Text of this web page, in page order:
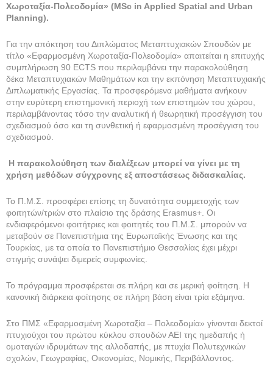
Χωροταξία-Πολεοδομία» (MSc in Applied Spatial and Urban
Planning).
Για την απόκτηση του Διπλώματος Μεταπτυχιακών Σπουδών με
τίτλο «Εφαρμοσμένη Χωροταξία-Πολεοδομία» απαιτείται η επιτυχής
συμπλήρωση 90 ECTS που περιλαμβάνει την παρακολούθηση
δέκα Μεταπτυχιακών Μαθημάτων και την εκπόνηση Μεταπτυχιακής
Διπλωματικής Εργασίας. Τα προσφερόμενα μαθήματα ανήκουν
στην ευρύτερη επιστημονική περιοχή των επιστημών του χώρου,
περιλαμβάνοντας τόσο την αναλυτική ή θεωρητική προσέγγιση του
σχεδιασμού όσο και τη συνθετική ή εφαρμοσμένη προσέγγιση του
σχεδιασμού.
Η παρακολούθηση των διαλέξεων μπορεί να γίνει με τη
χρήση μεθόδων σύγχρονης εξ αποστάσεως διδασκαλίας.
Το Π.Μ.Σ. προσφέρει επίσης τη δυνατότητα συμμετοχής των
φοιτητών/τριών στο πλαίσιο της δράσης Erasmus+. Οι
ενδιαφερόμενοι φοιτήτριες και φοιτητές του Π.Μ.Σ. μπορούν να
μεταβούν σε Πανεπιστήμια της Ευρωπαϊκής Ένωσης και της
Τουρκίας, με τα οποία το Πανεπιστήμιο Θεσσαλίας έχει μέχρι
στιγμής συνάψει διμερείς συμφωνίες.
Το πρόγραμμα προσφέρεται σε πλήρη και σε μερική φοίτηση. Η
κανονική διάρκεια φοίτησης σε πλήρη βάση είναι τρία εξάμηνα.
Στο ΠΜΣ «Εφαρμοσμένη Χωροταξία – Πολεοδομία» γίνονται δεκτοί
πτυχιούχοι του πρώτου κύκλου σπουδών ΑΕΙ της ημεδαπής ή
ομοταγών ιδρυμάτων της αλλοδαπής, με πτυχία Πολυτεχνικών
σχολών, Γεωγραφίας, Οικονομίας, Νομικής, Περιβάλλοντος.